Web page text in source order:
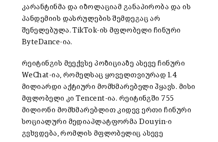
კარანტინმა და იზოლაციამ განაპირობა და ის
პანდემიის დასრულების შემდეგაც არ
შენელებულა. TikTok-ის მფლობელი ჩინური
ByteDance-ია.
რეიტინგის მეექვსე პოზიციაზე ასევე ჩინური
WeChat-ია, რომელსაც ყოველთვიურად 1.4
მილიარდი აქტიური მომხმარებელი ჰყავს. მისი
მფლობელი კი Tencent-ია. რეიტინგში 755
მილიონი მომხმარებლით კიდევ ერთი ჩინური
სოციალური მედიაპლატფორმა Douyin-ი
გვხვდება, რომლის მფლობელიც ასევე